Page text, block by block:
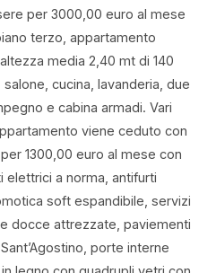
per 3000,00 euro al mese
terzo, appartamento
media 2,40 mt di 140
cucina, lavanderia, due
e cabina armadi. Vari
viene ceduto con
1300,00 euro al mese con
elettrici a norma, antifurti
soft espandibile, servizi
docce attrezzate, paviementi
porte interne